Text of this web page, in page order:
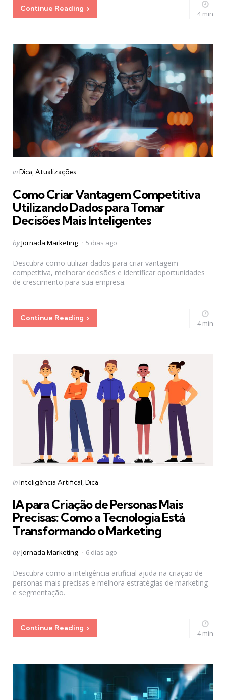
Continue Reading
4 min
Categories
Posted
inDica Atualizações
Como Criar Vantagem Competitiva
Utilizando Dados para Tomar
Decisões Mais Inteligentes
Posted
byJornada Marketing 5 dias ago
Descubra como utilizar dados para criar vantagem
competitiva, melhorar decisões e identificar oportunidades
de crescimento para sua empresa.
Continue Reading
4 min
Categories
Posted
inInteligência Artifical Dica
IA para Criação de Personas Mais
Precisas: Como a Tecnologia Está
Transformando o Marketing
Posted
byJornada Marketing 6 dias ago
Descubra como a inteligência artificial ajuda na criação de
personas mais precisas e melhora estratégias de marketing
e segmentação.
Continue Reading
4 min